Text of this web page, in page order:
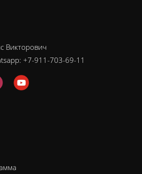
Викторович
+7-911-703-69-11